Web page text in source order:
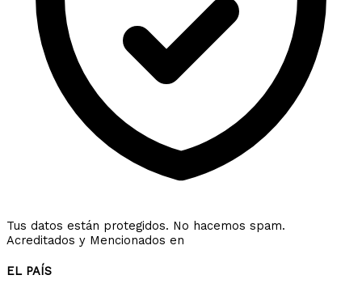
Tus datos están protegidos. No hacemos spam.
Acreditados y Mencionados en
EL PAÍS